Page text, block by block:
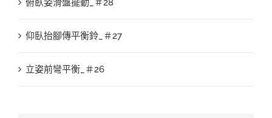
俯臥姿滑盤擺動_＃28
仰臥抬腳傳平衡鈴_＃27
立姿前彎平衡_＃26